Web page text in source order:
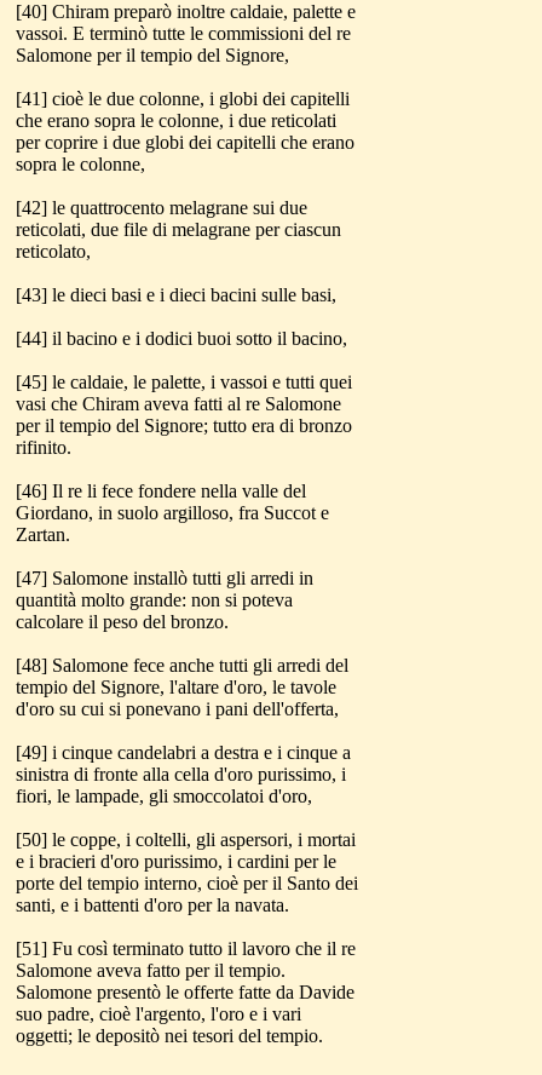
[40] Chiram preparò inoltre caldaie, palette e
vassoi. E terminò tutte le commissioni del re
Salomone per il tempio del Signore,
[41] cioè le due colonne, i globi dei capitelli
che erano sopra le colonne, i due reticolati
per coprire i due globi dei capitelli che erano
sopra le colonne,
[42] le quattrocento melagrane sui due
reticolati, due file di melagrane per ciascun
reticolato,
[43] le dieci basi e i dieci bacini sulle basi,
[44] il bacino e i dodici buoi sotto il bacino,
[45] le caldaie, le palette, i vassoi e tutti quei
vasi che Chiram aveva fatti al re Salomone
per il tempio del Signore; tutto era di bronzo
rifinito.
[46] Il re li fece fondere nella valle del
Giordano, in suolo argilloso, fra Succot e
Zartan.
[47] Salomone installò tutti gli arredi in
quantità molto grande: non si poteva
calcolare il peso del bronzo.
[48] Salomone fece anche tutti gli arredi del
tempio del Signore, l'altare d'oro, le tavole
d'oro su cui si ponevano i pani dell'offerta,
[49] i cinque candelabri a destra e i cinque a
sinistra di fronte alla cella d'oro purissimo, i
fiori, le lampade, gli smoccolatoi d'oro,
[50] le coppe, i coltelli, gli aspersori, i mortai
e i bracieri d'oro purissimo, i cardini per le
porte del tempio interno, cioè per il Santo dei
santi, e i battenti d'oro per la navata.
[51] Fu così terminato tutto il lavoro che il re
Salomone aveva fatto per il tempio.
Salomone presentò le offerte fatte da Davide
suo padre, cioè l'argento, l'oro e i vari
oggetti; le depositò nei tesori del tempio.